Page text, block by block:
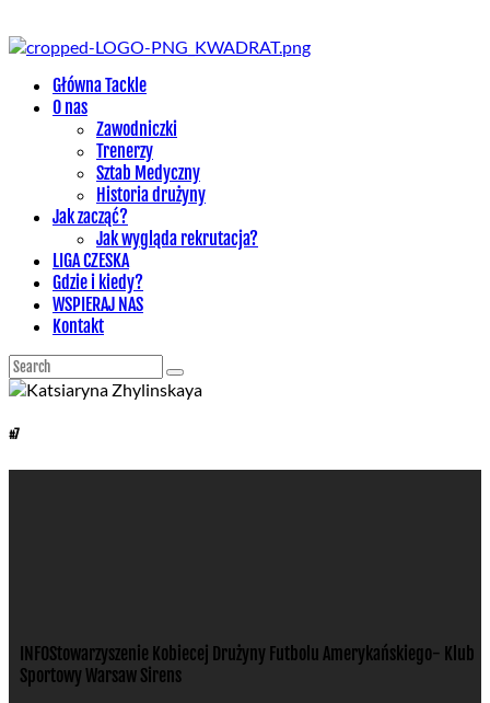
Główna Tackle
O nas
Zawodniczki
Trenerzy
Sztab Medyczny
Historia drużyny
Jak zacząć?
Jak wygląda rekrutacja?
LIGA CZESKA
Gdzie i kiedy?
WSPIERAJ NAS
Kontakt
#7
INFOStowarzyszenie Kobiecej Drużyny Futbolu Amerykańskiego- Klub
Sportowy Warsaw Sirens